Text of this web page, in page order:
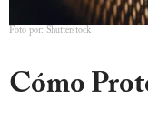
Foto por: Shutterstock
Cómo